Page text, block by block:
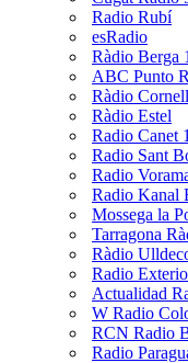
Radio Rubí
esRadio
Ràdio Berga
ABC Punto
Ràdio
Ràdio Estel
Radio Canet
Radio Sant
Radio
Radio Kanal
Mossega la
Tarragona
Ràdio
Radio
Actualidad
W Radio
RCN Radio
Radio